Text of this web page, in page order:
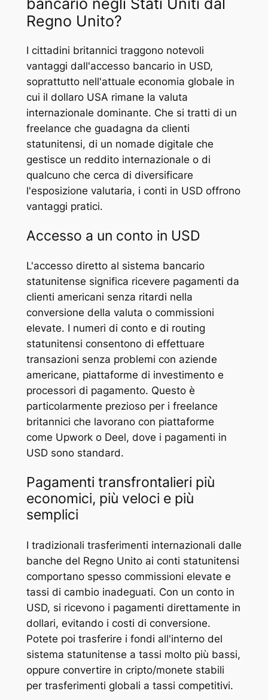
bancario negli Stati Uniti dal
Regno Unito?
I cittadini britannici traggono notevoli
vantaggi dall'accesso bancario in USD,
soprattutto nell'attuale economia globale in
cui il dollaro USA rimane la valuta
internazionale dominante. Che si tratti di un
freelance che guadagna da clienti
statunitensi, di un nomade digitale che
gestisce un reddito internazionale o di
qualcuno che cerca di diversificare
l'esposizione valutaria, i conti in USD offrono
vantaggi pratici.
Accesso a un conto in USD
L'accesso diretto al sistema bancario
statunitense significa ricevere pagamenti da
clienti americani senza ritardi nella
conversione della valuta o commissioni
elevate. I numeri di conto e di routing
statunitensi consentono di effettuare
transazioni senza problemi con aziende
americane, piattaforme di investimento e
processori di pagamento. Questo è
particolarmente prezioso per i freelance
britannici che lavorano con piattaforme
come Upwork o Deel, dove i pagamenti in
USD sono standard.
Pagamenti transfrontalieri più
economici, più veloci e più
semplici
I tradizionali trasferimenti internazionali dalle
banche del Regno Unito ai conti statunitensi
comportano spesso commissioni elevate e
tassi di cambio inadeguati. Con un conto in
USD, si ricevono i pagamenti direttamente in
dollari, evitando i costi di conversione.
Potete poi trasferire i fondi all'interno del
sistema statunitense a tassi molto più bassi,
oppure convertire in cripto/monete stabili
per trasferimenti globali a tassi competitivi.